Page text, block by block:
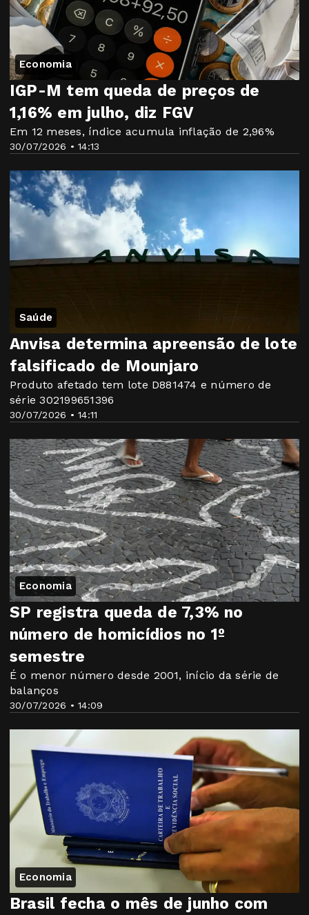
Economia
30/07/2026 • 14:13
IGP-M tem queda de preços de
1,16% em julho, diz FGV
Em 12 meses, índice acumula inflação de 2,96%
Saúde
30/07/2026 • 14:11
Anvisa determina apreensão de lote
falsificado de Mounjaro
Produto afetado tem lote D881474 e número de
série 302199651396
Economia
30/07/2026 • 14:09
SP registra queda de 7,3% no
número de homicídios no 1º
semestre
É o menor número desde 2001, início da série de
balanços
Economia
Brasil fecha o mês de junho com